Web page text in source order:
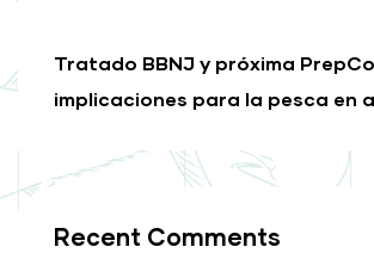
Tratado BBNJ y próxima
implicaciones para la pesca en
Recent Comments